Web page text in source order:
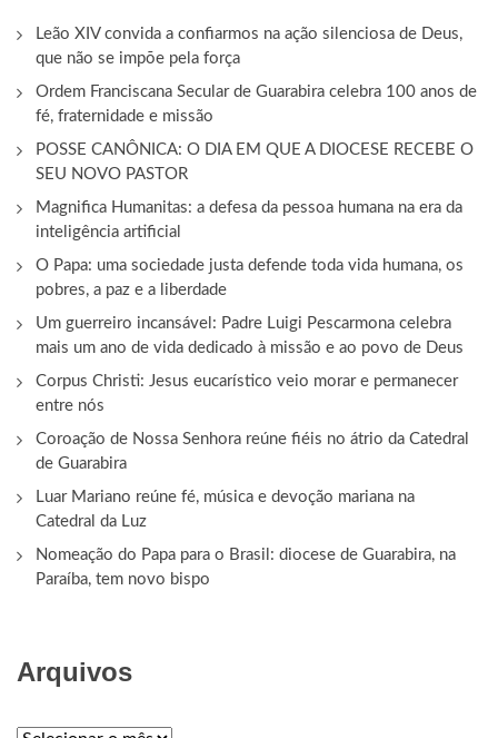
Leão XIV convida a confiarmos na ação silenciosa de Deus,
que não se impõe pela força
Ordem Franciscana Secular de Guarabira celebra 100 anos de
fé, fraternidade e missão
POSSE CANÔNICA: O DIA EM QUE A DIOCESE RECEBE O
SEU NOVO PASTOR
Magnifica Humanitas: a defesa da pessoa humana na era da
inteligência artificial
O Papa: uma sociedade justa defende toda vida humana, os
pobres, a paz e a liberdade
Um guerreiro incansável: Padre Luigi Pescarmona celebra
mais um ano de vida dedicado à missão e ao povo de Deus
Corpus Christi: Jesus eucarístico veio morar e permanecer
entre nós
Coroação de Nossa Senhora reúne fiéis no átrio da Catedral
de Guarabira
Luar Mariano reúne fé, música e devoção mariana na
Catedral da Luz
Nomeação do Papa para o Brasil: diocese de Guarabira, na
Paraíba, tem novo bispo
Arquivos